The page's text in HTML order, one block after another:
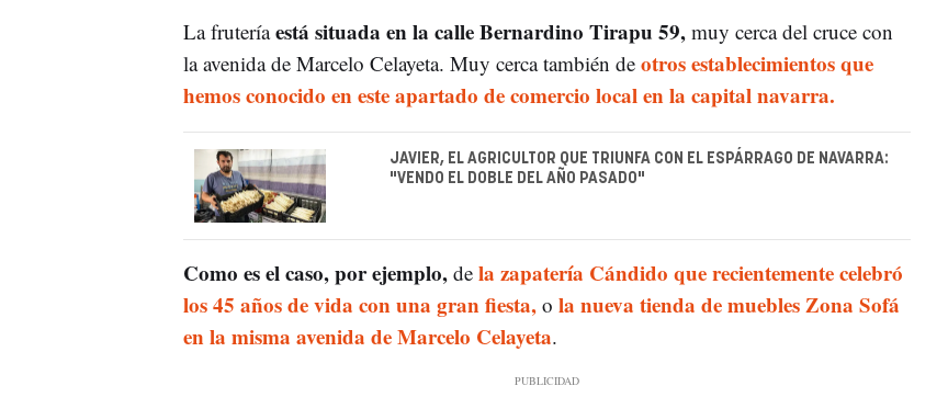
La fruteríaestá situada en la calle Bernardino Tirapu 59,muy cerca del cruce con
la avenida de Marcelo Celayeta. Muy cerca también de otros establecimientos que
hemos conocido en este apartado de comercio local en la capital navarra.
JAVIER, EL AGRICULTOR QUE TRIUNFA CON EL ESPÁRRAGO DE NAVARRA:
"VENDO EL DOBLE DEL AÑO PASADO"
Como es el caso, por ejemplo, de la zapatería Cándido que recientemente celebró
los 45 años de vida con una gran fiesta,o la nueva tienda de muebles Zona Sofá
en la misma avenida de Marcelo Celayeta.